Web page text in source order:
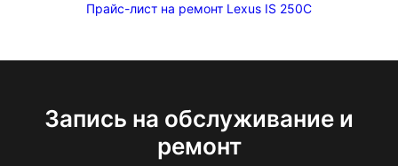
Прайс-лист на ремонт Lexus IS 250C
Запись на обслуживание и
ремонт